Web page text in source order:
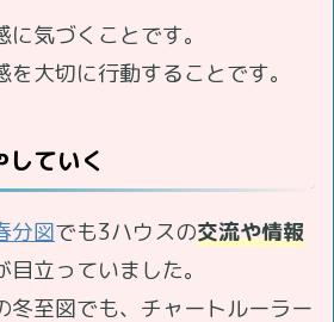
気づくことです。
大切に行動することです。
ていく
分図でも3ハウスの交流や情報
立っていました。
冬至図でも、チャートルーラー